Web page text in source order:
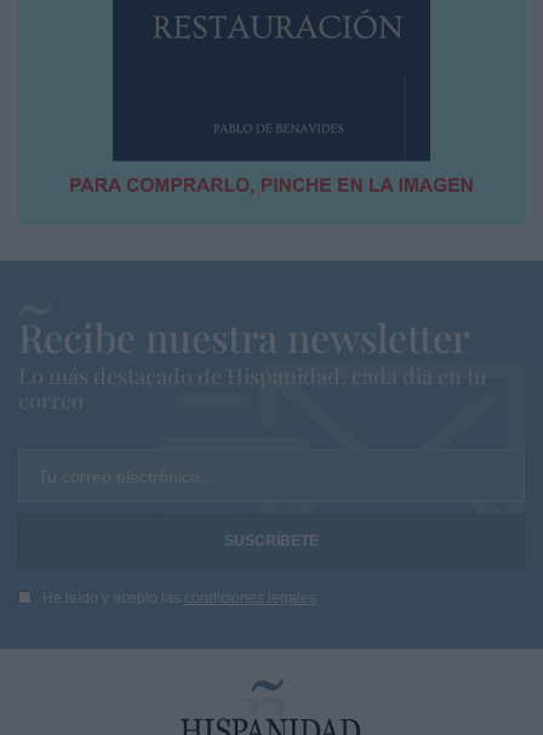
Recibe nuestra newsletter
Lo más destacado de Hispanidad, cada dia en tu
correo
Tu correo electrónico...
He leído y acepto las condiciones legales